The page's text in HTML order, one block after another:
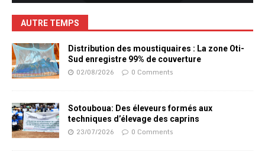
AUTRE TEMPS
Distribution des moustiquaires : La zone Oti-
Sud enregistre 99% de couverture
02/08/2026 0 Comments
Sotouboua: Des éleveurs formés aux
techniques d’élevage des caprins
23/07/2026 0 Comments